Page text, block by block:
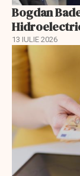
Bogdan
13 IULIE 2026